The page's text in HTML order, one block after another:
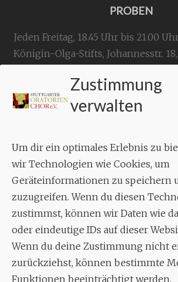
Zustimmung
verwalten
Um dir ein optimales Erlebnis zu
wir Technologien wie Cookies, um
Geräteinformationen zu speichern
zuzugreifen. Wenn du diesen
zustimmst, können wir Daten wie
oder eindeutige IDs auf dieser
Wenn du deine Zustimmung nicht
zurückziehst, können bestimmte
Funktionen beeinträchtigt werden.
PROBEN
Jeden Freitag, 18.45 Uhr bis 21.00
Königin-Olga-Stifts, Johannesstr. 18,
KONTAKT
Geschäftsstelle:
Aixheimer Str. 18
70619 Stuttgart
MUSIK
Musikalischer
Enrico Trummer
Tel.+49 (0)177 / 34 23